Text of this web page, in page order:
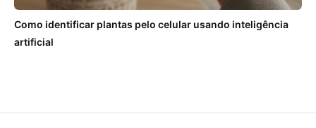
Como identificar plantas pelo celular usando inteligência
artificial